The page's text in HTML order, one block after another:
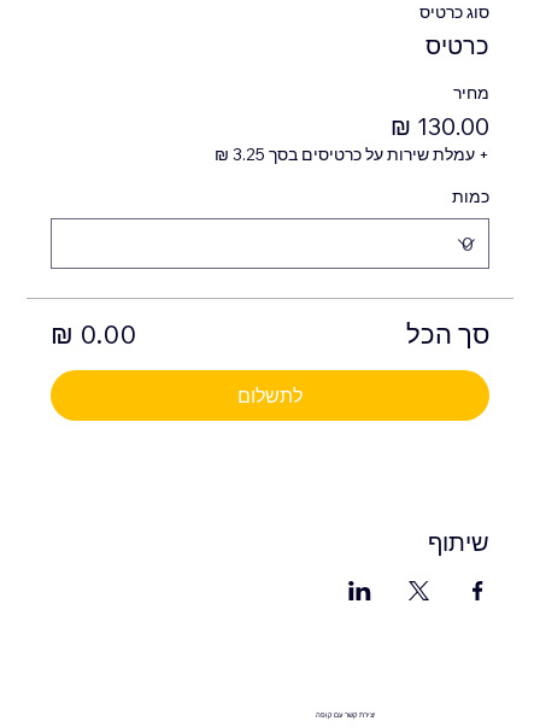
סוג כרטיס
כרטיס
מחיר
+ עמלת שירות על כרטיסים בסך ‏3.25 ‏₪
כמות
סך הכל
לתשלום
שיתוף
יצירת קשר עם קופה